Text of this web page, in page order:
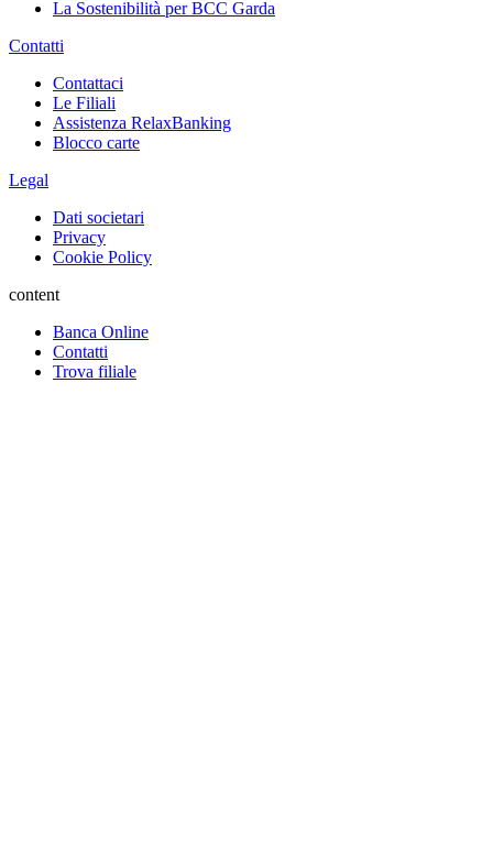
La Sostenibilità per BCC Garda
Contatti
Contattaci
Le Filiali
Assistenza RelaxBanking
Blocco carte
Legal
Dati societari
Privacy
Cookie Policy
content
Banca Online
Contatti
Trova filiale